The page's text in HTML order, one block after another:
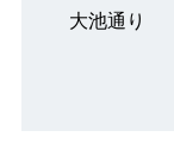
大池通り